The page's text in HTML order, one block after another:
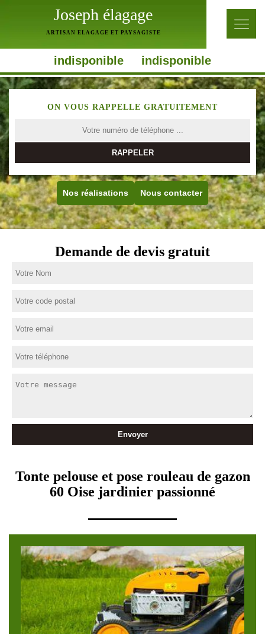
Joseph élagage
ARTISAN ELAGAGE ET PAYSAGISTE
indisponible indisponible
ON VOUS RAPPELLE GRATUITEMENT
Nos réalisations Nous contacter
Demande de devis gratuit
Tonte pelouse et pose rouleau de gazon
60 Oise jardinier passionné